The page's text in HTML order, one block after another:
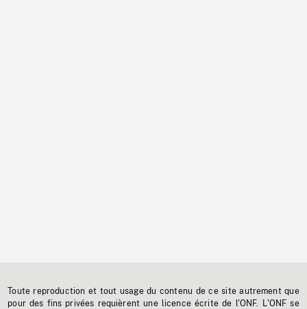
Toute reproduction et tout usage du contenu de ce site autrement que
pour des fins privées requièrent une licence écrite de l'ONF. L'ONF se